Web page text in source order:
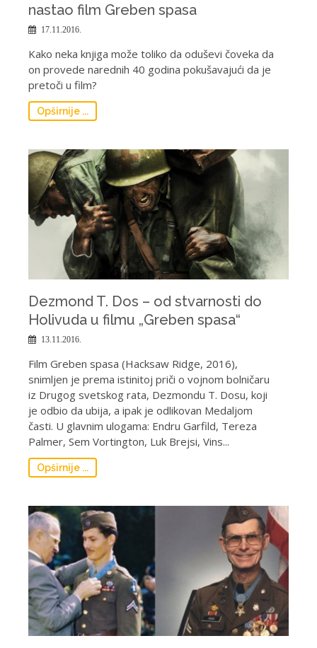
nastao film Greben spasa
17.11.2016.
Kako neka knjiga može toliko da oduševi čoveka da
on provede narednih 40 godina pokušavajući da je
pretoči u film?
Opširnije ...
Dezmond T. Dos – od stvarnosti do
Holivuda u filmu „Greben spasa“
13.11.2016.
Film Greben spasa (Hacksaw Ridge, 2016),
snimljen je prema istinitoj priči o vojnom bolničaru
iz Drugog svetskog rata, Dezmondu T. Dosu, koji
je odbio da ubija, a ipak je odlikovan Medaljom
časti. U glavnim ulogama: Endru Garfild, Tereza
Palmer, Sem Vortington, Luk Brejsi, Vins...
Opširnije ...